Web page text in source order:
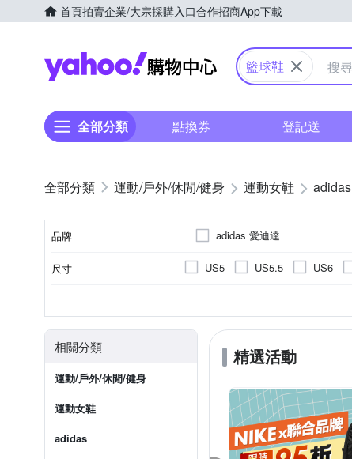
首頁拍賣企業/大宗採購入口合作招商App下載
Yahoo購物中心
籃球鞋
全部分類 點換券 登記送
運動/戶外/休閒/健身 運動女鞋 adidas
品牌 adidas 愛迪達
尺寸 US5 US5.5 US6
19cm
19.5cm 20cm
相關分類
運動/戶外/休閒/健身
運動女鞋
adidas
精選活動